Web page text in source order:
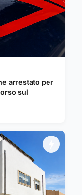
arrestato per
sul